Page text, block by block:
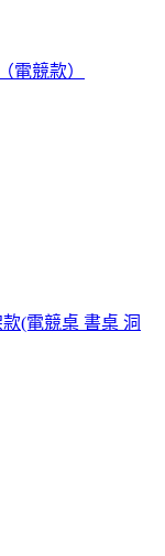
電競款）
(電競桌 書桌 洞